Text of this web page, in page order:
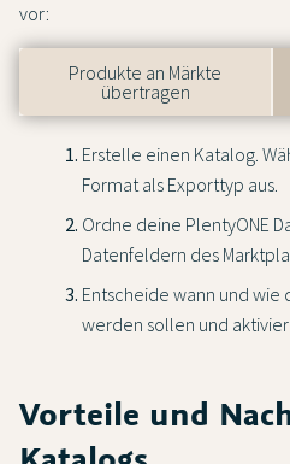
vor:
Produkte an Märkte
übertragen
Erstelle einen Katalog.
Format als Exporttyp aus.
Ordne deine PlentyONE
Datenfeldern des
Entscheide wann und
werden sollen und
Vorteile und